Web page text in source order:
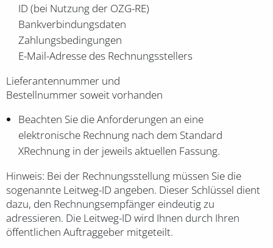
ID (bei Nutzung der OZG-RE)
Bankverbindungsdaten
Zahlungsbedingungen
E-Mail-Adresse des Rechnungsstellers
Lieferantennummer und
Bestellnummer soweit vorhanden
Beachten Sie die Anforderungen an eine
elektronische Rechnung nach dem Standard
XRechnung in der jeweils aktuellen Fassung.
Hinweis: Bei der Rechnungsstellung müssen Sie die
sogenannte Leitweg-ID angeben. Dieser Schlüssel dient
dazu, den Rechnungsempfänger eindeutig zu
adressieren. Die Leitweg-ID wird Ihnen durch Ihren
öffentlichen Auftraggeber mitgeteilt.